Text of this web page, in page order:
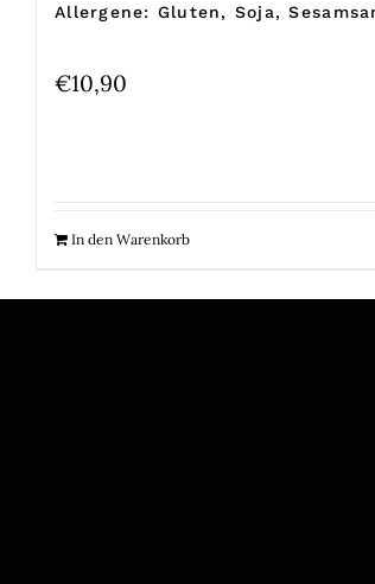
Allergene: Gluten, Soja,
€10,90
In den Warenkorb